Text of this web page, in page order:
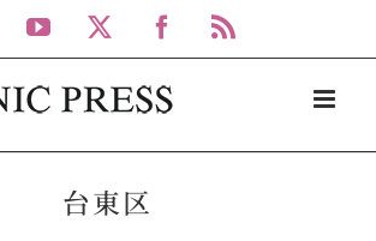
Instagram
YouTube Facebook
台東区